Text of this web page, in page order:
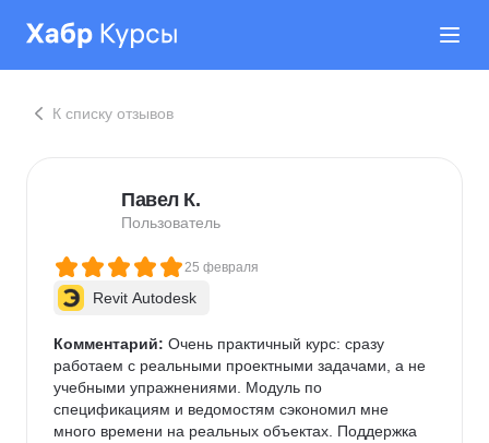
К списку отзывов
Павел К.
Пользователь
25 февраля
Revit Autodesk
Комментарий: Очень практичный курс: сразу
работаем с реальными проектными задачами, а не
учебными упражнениями. Модуль по
спецификациям и ведомостям сэкономил мне
много времени на реальных объектах. Поддержка